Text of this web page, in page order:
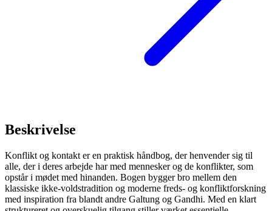
Beskrivelse
Konflikt og kontakt er en praktisk håndbog, der henvender sig til
alle, der i deres arbejde har med mennesker og de konflikter, som
opstår i mødet med hinanden. Bogen bygger bro mellem den
klassiske ikke-voldstradition og moderne freds- og konfliktforskning
med inspiration fra blandt andre Galtung og Gandhi. Med en klart